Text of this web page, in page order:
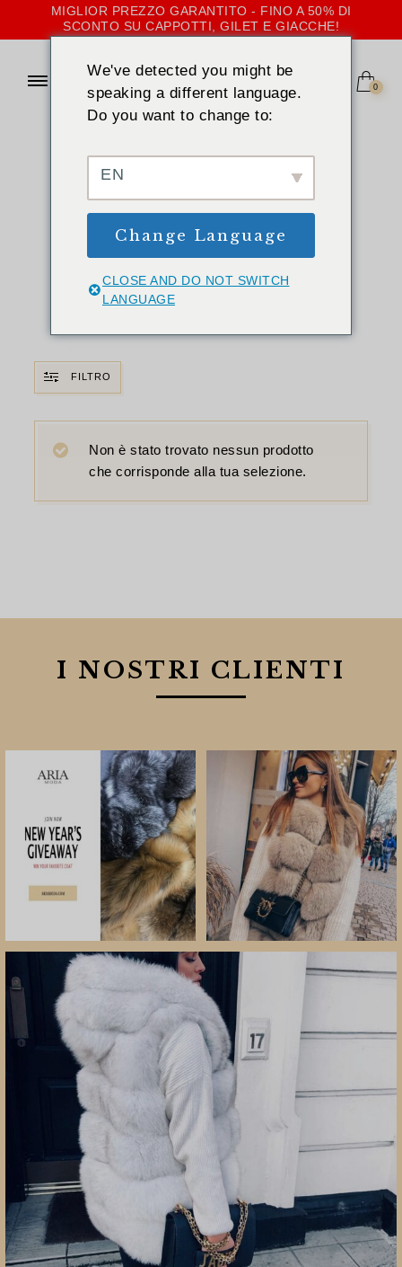
MIGLIOR PREZZO GARANTITO - FINO A 50% DI
SCONTO SU CAPPOTTI, GILET E GIACCHE!
0
Cappotti, gilet e
giacche di
pelliccia con
cappuccio per le
donne
FILTRO
Non è stato trovato nessun prodotto
che corrisponde alla tua selezione.
I NOSTRI CLIENTI
We've detected you might be
speaking a different language.
Do you want to change to:
EN
Change Language
CLOSE AND DO NOT SWITCH
LANGUAGE